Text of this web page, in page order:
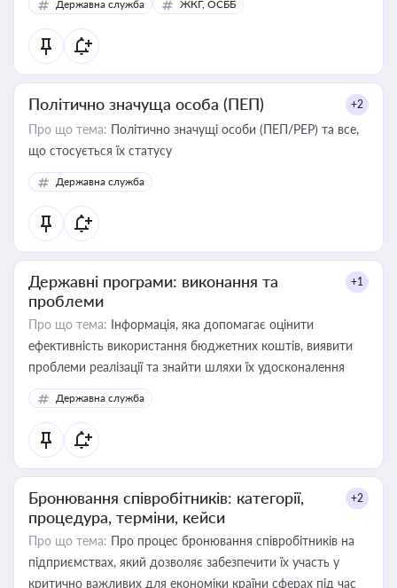
Державна служба ЖКГ, ОСББ
Політично значуща особа (ПЕП) +2
Про що тема: Політично значущі особи (ПЕП/PEP) та все,
що стосується їх статусу
Державна служба
Державні програми: виконання та
проблеми
+1
Про що тема: Інформація, яка допомагає оцінити
ефективність використання бюджетних коштів, виявити
проблеми реалізації та знайти шляхи їх удосконалення
Державна служба
Бронювання співробітників: категорії,
процедура, терміни, кейси
+2
Про що тема: Про процес бронювання співробітників на
підприємствах, який дозволяє забезпечити їх участь у
критично важливих для економіки країни сферах під час